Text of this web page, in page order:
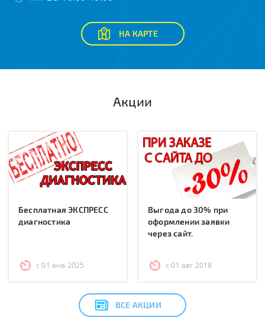
НА КАРТЕ
Акции
Бесплатная ЭКСПРЕСС
диагностика
с 01 янв 2025
Выгода до 30% при
оформлении заявки
через сайт.
с 01 авг 2018
ВСЕ АКЦИИ